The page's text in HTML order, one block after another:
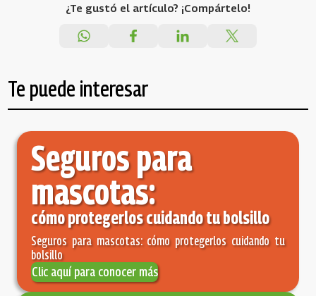
¿Te gustó el artículo? ¡Compártelo!
Te puede interesar
Seguros para
mascotas:
cómo protegerlos cuidando tu bolsillo
Seguros para mascotas: cómo protegerlos cuidando tu
bolsillo
Clic aquí para conocer más